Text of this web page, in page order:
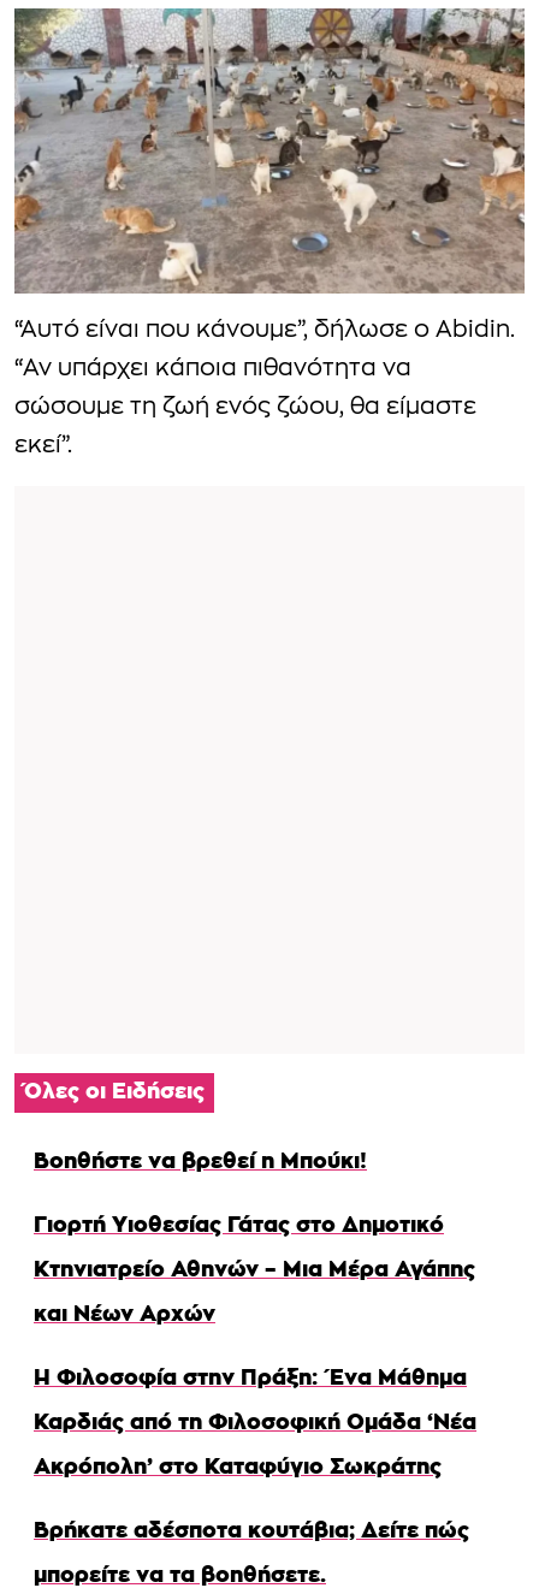
“Αυτό είναι που κάνουμε”, δήλωσε ο Abidin.
“Αν υπάρχει κάποια πιθανότητα να
σώσουμε τη ζωή ενός ζώου, θα είμαστε
εκεί”.
Όλες οι Ειδήσεις
Βοηθήστε να βρεθεί η Μπούκι!
Γιορτή Υιοθεσίας Γάτας στο Δημοτικό
Κτηνιατρείο Αθηνών – Μια Μέρα Αγάπης
και Νέων Αρχών
Η Φιλοσοφία στην Πράξη: Ένα Μάθημα
Καρδιάς από τη Φιλοσοφική Ομάδα ‘Νέα
Ακρόπολη’ στο Καταφύγιο Σωκράτης
Βρήκατε αδέσποτα κουτάβια; Δείτε πώς
μπορείτε να τα βοηθήσετε.